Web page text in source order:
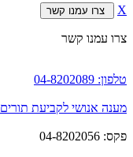
X צרו עמנו קשר
צרו עמנו קשר
טלפון: 04-8202089
מענה אנושי לקביעת תורים
פקס: 04-8202056